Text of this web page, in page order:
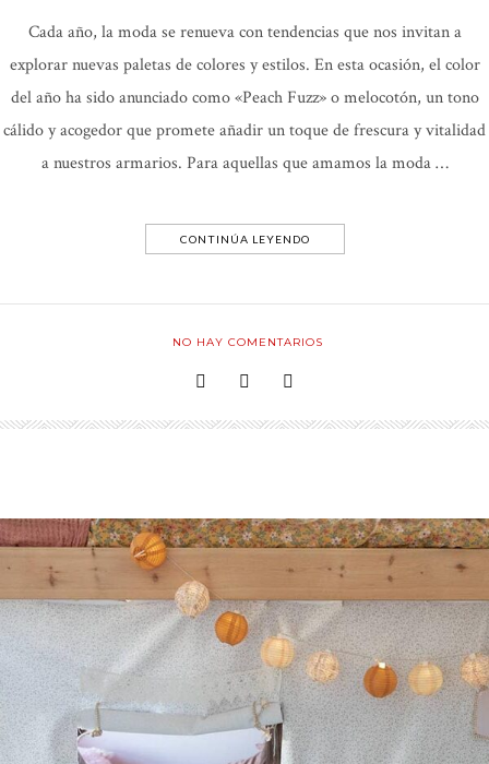
Cada año, la moda se renueva con tendencias que nos invitan a
explorar nuevas paletas de colores y estilos. En esta ocasión, el color
del año ha sido anunciado como «Peach Fuzz» o melocotón, un tono
cálido y acogedor que promete añadir un toque de frescura y vitalidad
a nuestros armarios. Para aquellas que amamos la moda …
CONTINÚA LEYENDO
NO HAY COMENTARIOS